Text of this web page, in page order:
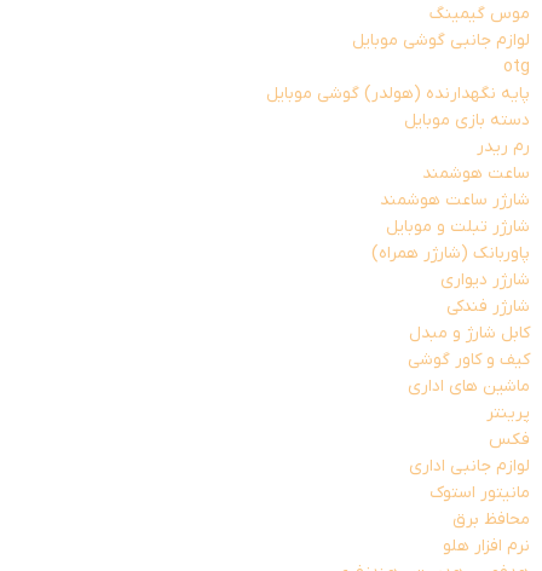
موس گیمینگ
لوازم جانبی گوشی موبایل
otg
پایه نگهدارنده (هولدر) گوشی موبایل
دسته بازی موبایل
رم ریدر
ساعت هوشمند
شارژر ساعت هوشمند
شارژر تبلت و موبایل
پاوربانک (شارژر همراه)
شارژر دیواری
شارژر فندکی
کابل شارژ و مبدل
کیف و کاور گوشی
ماشین های اداری
پرینتر
فکس
لوازم جانبی اداری
مانیتور استوک
محافظ برق
نرم افزار هلو